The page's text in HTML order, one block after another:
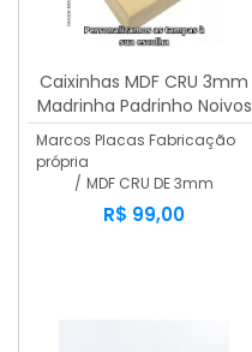
Caixinhas MDF CRU 3mm
Madrinha Padrinho Noivos
Vazados | KIT 12 Unidades
Marcos Placas Fabricação
própria
/ MDF CRU DE 3mm
R$ 99,00